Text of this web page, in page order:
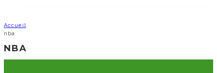
Accueil
nba
NBA